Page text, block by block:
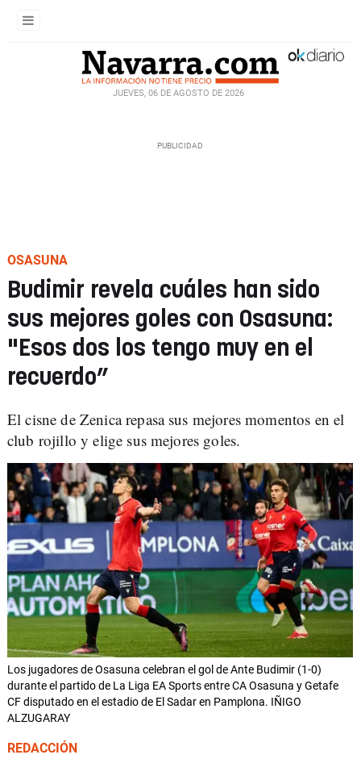
JUEVES, 06 DE AGOSTO DE 2026
OSASUNA
Budimir revela cuáles han sido
sus mejores goles con Osasuna:
"Esos dos los tengo muy en el
recuerdo”
El cisne de Zenica repasa sus mejores momentos en el
club rojillo y elige sus mejores goles.
Los jugadores de Osasuna celebran el gol de Ante Budimir (1-0)
durante el partido de La Liga EA Sports entre CA Osasuna y Getafe
CF disputado en el estadio de El Sadar en Pamplona. IÑIGO
ALZUGARAY
REDACCIÓN